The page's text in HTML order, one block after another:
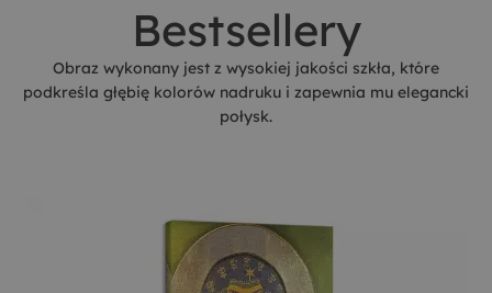
Bestsellery
Obraz wykonany jest z wysokiej jakości szkła, które
podkreśla głębię kolorów nadruku i zapewnia mu elegancki
połysk.